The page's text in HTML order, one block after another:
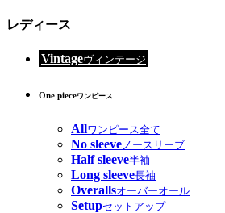
レディース
Vintageヴィンテージ
One pieceワンピース
Allワンピース全て
No sleeve ノースリーブ
Half sleeve半袖
Long sleeve長袖
Overallsオーバーオール
Setupセットアップ